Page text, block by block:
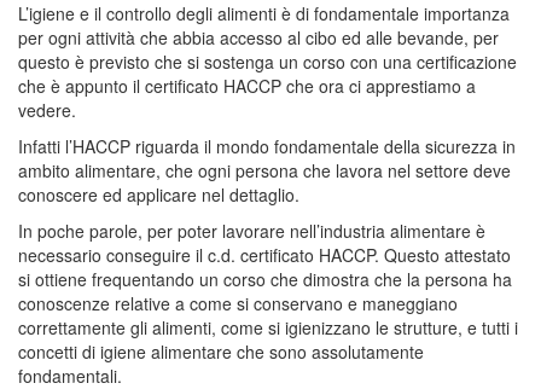
L’igiene e il controllo degli alimenti è di fondamentale importanza
per ogni attività che abbia accesso al cibo ed alle bevande, per
questo è previsto che si sostenga un corso con una certificazione
che è appunto il certificato HACCP che ora ci apprestiamo a
vedere.
Infatti l’HACCP riguarda il mondo fondamentale della sicurezza in
ambito alimentare, che ogni persona che lavora nel settore deve
conoscere ed applicare nel dettaglio.
In poche parole, per poter lavorare nell’industria alimentare è
necessario conseguire il c.d. certificato HACCP. Questo attestato
si ottiene frequentando un corso che dimostra che la persona ha
conoscenze relative a come si conservano e maneggiano
correttamente gli alimenti, come si igienizzano le strutture, e tutti i
concetti di igiene alimentare che sono assolutamente
fondamentali.